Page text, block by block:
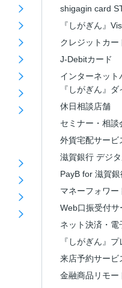
shigagin card
『しがぎん』
クレジットカー
J-Debitカード
インターネット
『しがぎん』ダ
休日相談店舗
セミナー・相談
外貨宅配サービ
滋賀銀行 デジ
PayB for 滋賀銀
マネーフォワ
Web口振受付サ
ネット決済・電
『しがぎん』
来店予約サービ
金融商品リモー